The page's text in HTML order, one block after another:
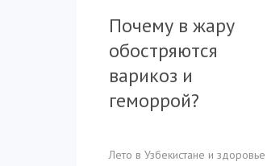
Почему в жару
обостряются
варикоз и
геморрой?
Лето в Узбекистане и здоровье
обостряются
варикоз и
геморрой?
обостряются
варикоз и
геморрой?
Когда обращаться к
врачу при
варикозе?